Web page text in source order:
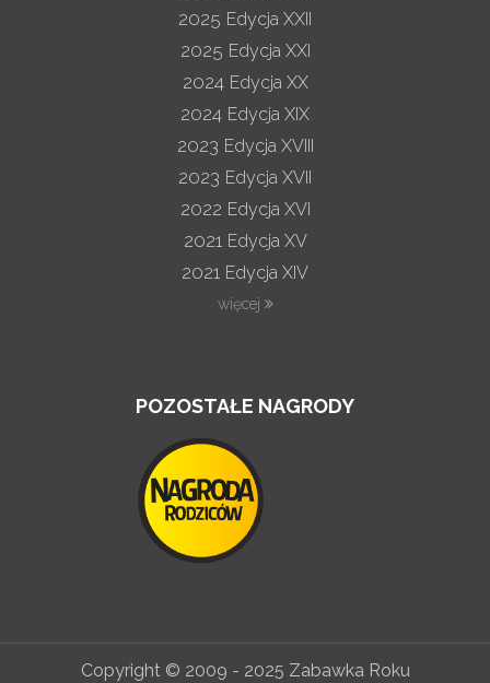
2025 Edycja XXII
2025 Edycja XXI
2024 Edycja XX
2024 Edycja XIX
2023 Edycja XVIII
2023 Edycja XVII
2022 Edycja XVI
2021 Edycja XV
2021 Edycja XIV
więcej
POZOSTAŁE NAGRODY
Copyright © 2009 - 2025 Zabawka Roku